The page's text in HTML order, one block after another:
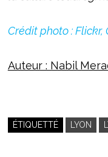
Crédit photo :
Auteur : Nabil
ÉTIQUETTÉ LYON